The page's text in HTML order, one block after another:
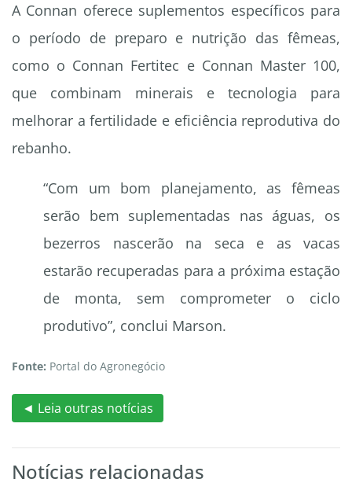
A Connan oferece suplementos específicos para
o período de preparo e nutrição das fêmeas,
como o Connan Fertitec e Connan Master 100,
que combinam minerais e tecnologia para
melhorar a fertilidade e eficiência reprodutiva do
rebanho.
“Com um bom planejamento, as fêmeas
serão bem suplementadas nas águas, os
bezerros nascerão na seca e as vacas
estarão recuperadas para a próxima estação
de monta, sem comprometer o ciclo
produtivo”, conclui Marson.
Fonte: Portal do Agronegócio
◄ Leia outras notícias
Notícias relacionadas